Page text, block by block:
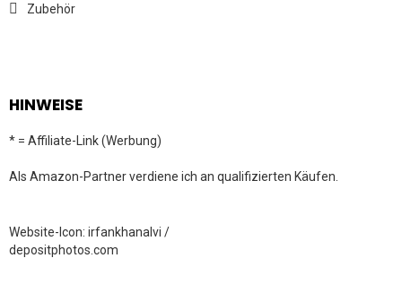
Zubehör
HINWEISE
* = Affiliate-Link (Werbung)
Als Amazon-Partner verdiene ich an qualifizierten Käufen.
Website-Icon: irfankhanalvi /
depositphotos.com